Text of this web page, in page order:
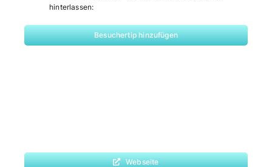
hinterlassen:
Besuchertip hinzufügen
Webseite